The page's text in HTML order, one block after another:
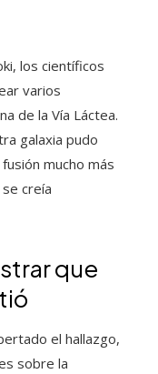
los científicos
varios
de la Vía Láctea.
galaxia pudo
mucho más
creía
que
el hallazgo,
sobre la